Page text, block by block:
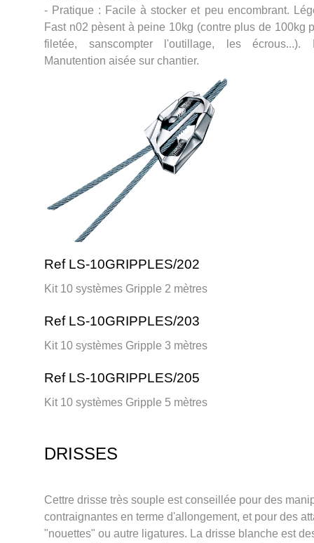
- Pratique : Facile à stocker et peu encombrant.
Fast n02 pèsent à peine 10kg (contre plus de 100kg
filetée, sanscompter l'outillage, les écrous...).
Manutention aisée sur chantier.
Ref LS-10GRIPPLES/202
Kit 10 systèmes Gripple 2 mètres
Ref LS-10GRIPPLES/203
Kit 10 systèmes Gripple 3 mètres
Ref LS-10GRIPPLES/205
Kit 10 systèmes Gripple 5 mètres
DRISSES
Cettre drisse très souple est conseillée pour des
contraignantes en terme d'allongement, et pour des
"nouettes" ou autre ligatures. La drisse blanche est